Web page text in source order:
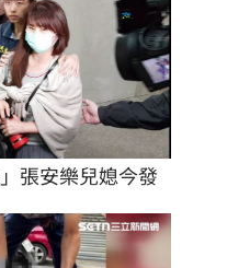
張安樂兒媳今發